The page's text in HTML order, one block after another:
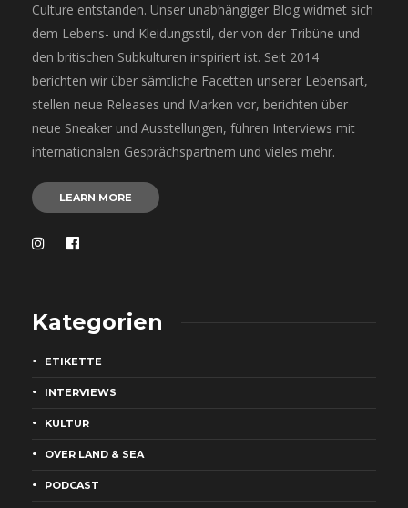
Culture entstanden. Unser unabhängiger Blog widmet sich
dem Lebens- und Kleidungsstil, der von der Tribüne und
den britischen Subkulturen inspiriert ist. Seit 2014
berichten wir über sämtliche Facetten unserer Lebensart,
stellen neue Releases und Marken vor, berichten über
neue Sneaker und Ausstellungen, führen Interviews mit
internationalen Gesprächspartnern und vieles mehr.
LEARN MORE
Kategorien
ETIKETTE
INTERVIEWS
KULTUR
OVER LAND & SEA
PODCAST